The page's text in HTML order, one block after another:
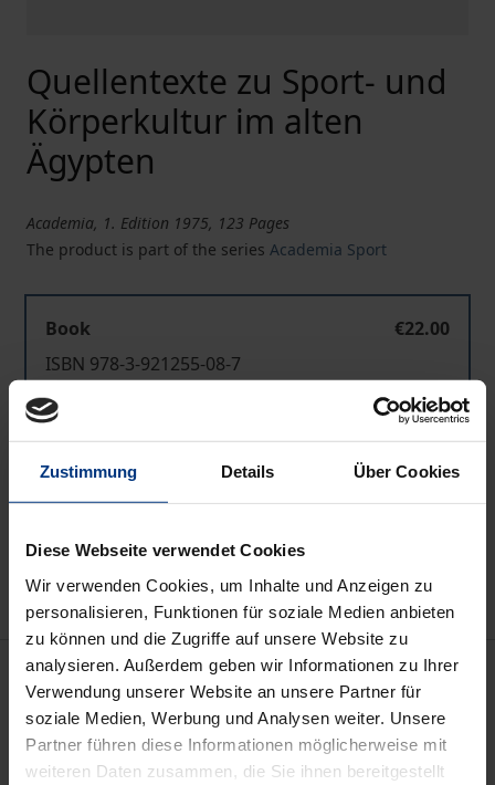
Zustimmung Details Über Cookies
Diese Webseite verwendet Cookies
Wir verwenden Cookies, um Inhalte und Anzeigen zu
personalisieren, Funktionen für soziale Medien anbieten
zu können und die Zugriffe auf unsere Website zu
analysieren. Außerdem geben wir Informationen zu Ihrer
Verwendung unserer Website an unsere Partner für
soziale Medien, Werbung und Analysen weiter. Unsere
Partner führen diese Informationen möglicherweise mit
weiteren Daten zusammen, die Sie ihnen bereitgestellt
Quellentexte zu Sport- und
Körperkultur im alten
Ägypten
Academia, 1. Edition 1975, 123 Pages
The product is part of the series Academia Sport
Book
€22.00
ISBN 978-3-921255-08-7
Not available
Delivery cost notice
Description
Die Sammlung hat sich zum Ziel gesetzt, auf bisher
vernachlässigtes Quellenmaterial aufmerksam zu